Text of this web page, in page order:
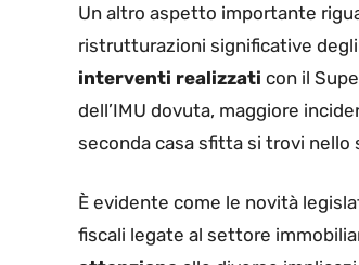
Un altro aspetto importante
ristrutturazioni significative
interventi realizzati con il
dell’IMU dovuta, maggiore
seconda casa sfitta si trovi nello
È evidente come le novità
fiscali legate al settore